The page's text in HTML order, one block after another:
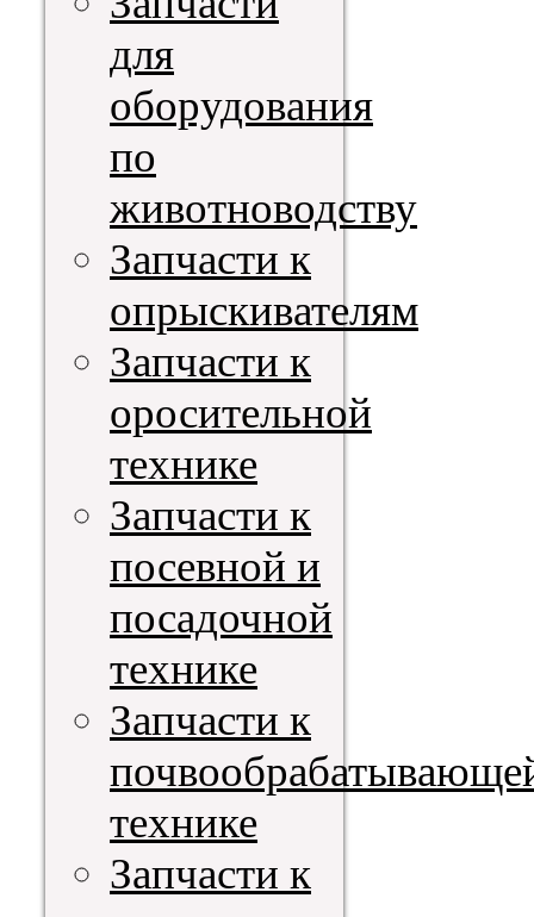
для
оборудования
по
животноводству
Запчасти к
опрыскивателям
Запчасти к
оросительной
технике
Запчасти к
посевной и
посадочной
технике
Запчасти к
технике
Запчасти к